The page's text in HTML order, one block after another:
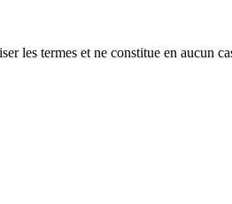
les termes et ne constitue en aucun